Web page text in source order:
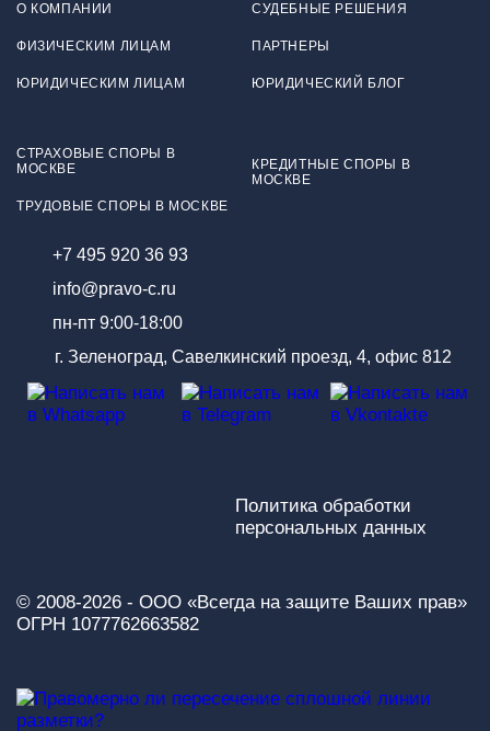
О КОМПАНИИ
ФИЗИЧЕСКИМ ЛИЦАМ
ЮРИДИЧЕСКИМ ЛИЦАМ
СУДЕБНЫЕ РЕШЕНИЯ
ПАРТНЕРЫ
ЮРИДИЧЕСКИЙ БЛОГ
СТРАХОВЫЕ СПОРЫ В
МОСКВЕ
ТРУДОВЫЕ СПОРЫ В МОСКВЕ
КРЕДИТНЫЕ СПОРЫ В
МОСКВЕ
+7 495 920 36 93
info@pravo-c.ru
пн-пт 9:00-18:00
г. Зеленоград, Савелкинский проезд, 4, офис 812
Политика обработки
персональных данных
© 2008-2026 - ООО «Всегда на защите Ваших прав»
ОГРН 1077762663582